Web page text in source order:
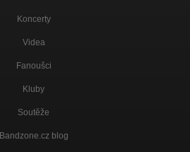
Koncerty
Videa
Fanoušci
Kluby
Soutěže
Bandzone.cz blog